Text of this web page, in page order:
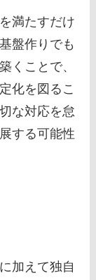
満たすだけ
盤作りでも
くことで、
化を図るこ
な対応を怠
する可能性
加えて独自